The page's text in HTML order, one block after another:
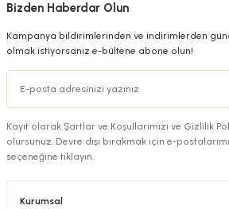
Bizden Haberdar Olun
Kampanya bildirimlerinden ve indirimlerden
olmak istiyorsanız e-bültene abone olun!
Kayıt olarak Şartlar ve Koşullarımızı ve Gizlilik
olursunuz. Devre dışı bırakmak için e-
seçeneğine tıklayın.
Kurumsal